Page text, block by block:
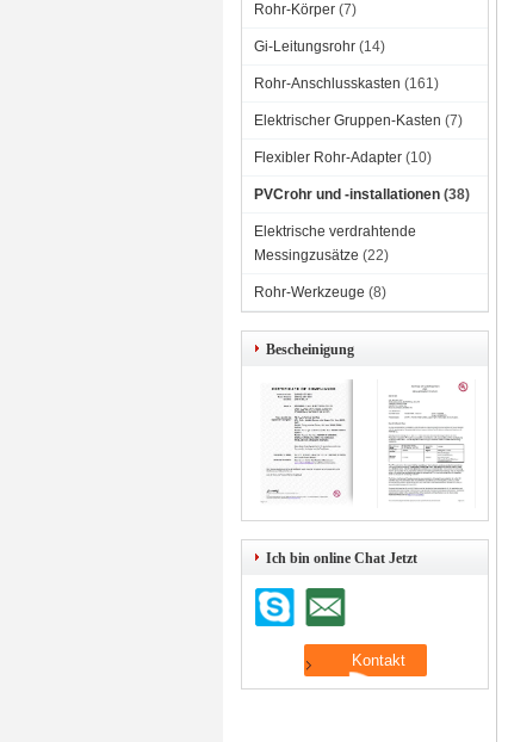
Rohr-Körper (7)
Gi-Leitungsrohr (14)
Rohr-Anschlusskasten (161)
Elektrischer Gruppen-Kasten (7)
Flexibler Rohr-Adapter (10)
PVCrohr und -installationen (38)
Elektrische verdrahtende
Messingzusätze (22)
Rohr-Werkzeuge (8)
Bescheinigung
Ich bin online Chat Jetzt